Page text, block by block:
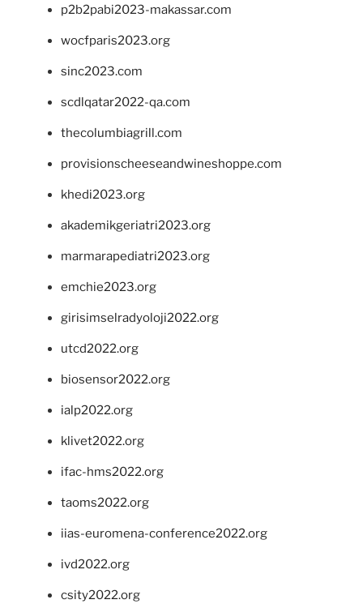
p2b2pabi2023-makassar.com
wocfparis2023.org
sinc2023.com
scdlqatar2022-qa.com
thecolumbiagrill.com
provisionscheeseandwineshoppe.com
khedi2023.org
akademikgeriatri2023.org
marmarapediatri2023.org
emchie2023.org
girisimselradyoloji2022.org
utcd2022.org
biosensor2022.org
ialp2022.org
klivet2022.org
ifac-hms2022.org
taoms2022.org
iias-euromena-conference2022.org
ivd2022.org
csity2022.org